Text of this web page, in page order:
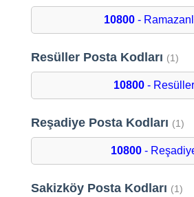
10800 -
Resüller Posta Kodları (1)
10800- Resüller
Reşadiye Posta Kodları (1)
10800-
Sakizköy Posta Kodları (1)